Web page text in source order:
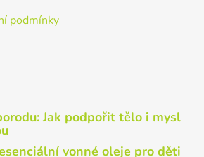
podmínky
Jak podpořit tělo i mysl
vonné oleje pro děti